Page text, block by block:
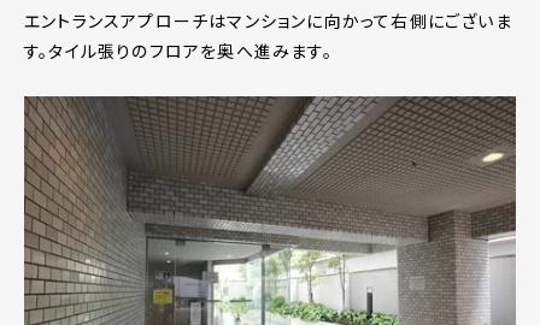
エントランスアプローチはマンションに向かって右側にございま
す。タイル張りのフロアを奥へ進みます。